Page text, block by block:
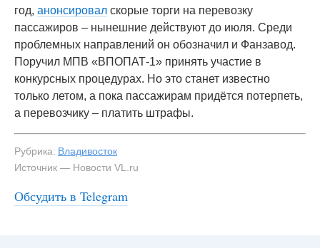
год, анонсировал скорые торги на перевозку
пассажиров – нынешние действуют до июля. Среди
проблемных направлений он обозначил и Фанзавод.
Поручил МПВ «ВПОПАТ-1» принять участие в
конкурсных процедурах. Но это станет известно
только летом, а пока пассажирам придётся потерпеть,
а перевозчику – платить штрафы.
Рубрика: Владивосток
Источник — Новости VL.ru
Обсудить в Telegram